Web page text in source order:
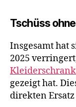
Tschüss
Insgesamt hat
2025
gezeigt hat.
direkten